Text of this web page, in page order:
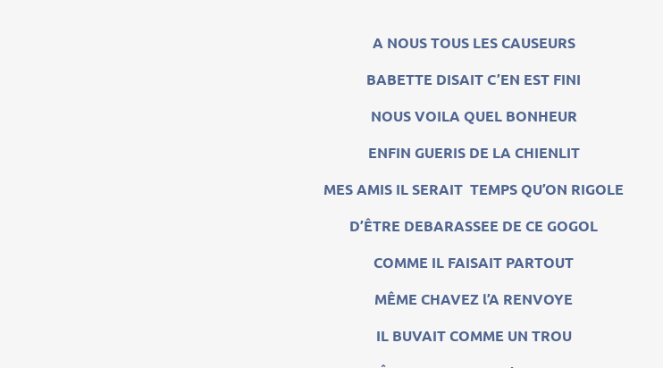
A NOUS TOUS LES CAUSEURS
BABETTE DISAIT C’EN EST FINI
NOUS VOILA QUEL BONHEUR
ENFIN GUERIS DE LA CHIENLIT
MES AMIS IL SERAIT TEMPS QU’ON RIGOLE
D’ÊTRE DEBARASSEE DE CE GOGOL
COMME IL FAISAIT PARTOUT
MÊME CHAVEZ l’A RENVOYE
IL BUVAIT COMME UN TROU